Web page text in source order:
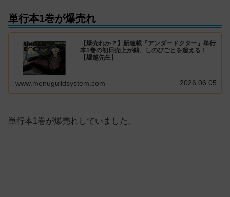
単行本1巻が爆売れ
【爆売れか？】新連載『アンダードクター』単行
本1巻の初日売上が鵺、しのびごとを超える！
【堀越先生】
www.menuguildsystem.com 2026.06.05
単行本1巻が爆売れしていました。